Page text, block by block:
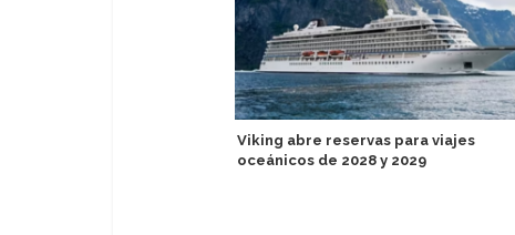
Viking abre reservas para viajes
oceánicos de 2028 y 2029